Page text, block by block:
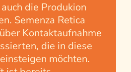
die Produkion
Semenza Retica
Kontaktaufnahme
die in diese
möchten.